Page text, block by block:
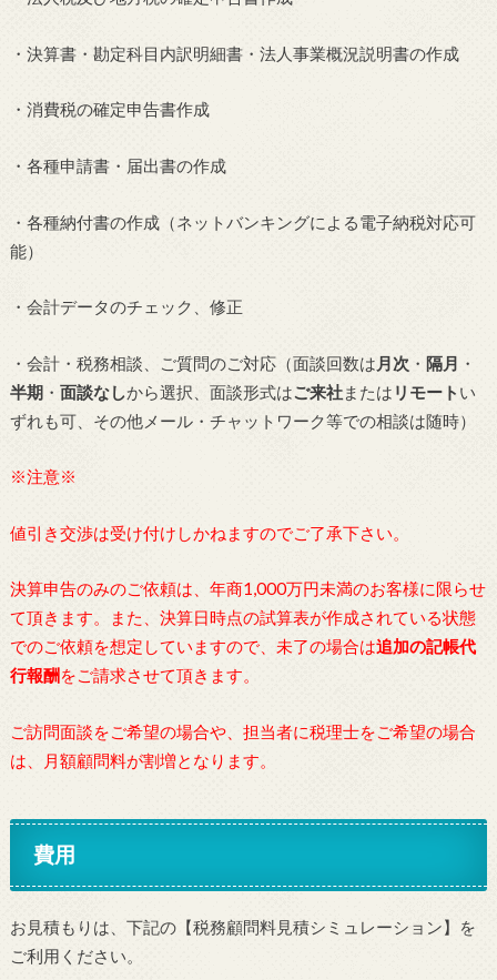
・決算書・勘定科目内訳明細書・法人事業概況説明書の作成
・消費税の確定申告書作成
・各種申請書・届出書の作成
・各種納付書の作成（ネットバンキングによる電子納税対応可
能）
・会計データのチェック、修正
・会計・税務相談、ご質問のご対応（面談回数は 月次 ・ 隔月 ・
半期・ 面談なしから選択、面談形式はご来社または リモート い
ずれも可、その他メール・チャットワーク等での相談は随時）
※注意※
値引き交渉は受け付けしかねますのでご了承下さい。
決算申告のみのご依頼は、年商1,000万円未満のお客様に限らせ
て頂きます。また、 決算日時点の試算表が作成されている状態
でのご依頼を想定していますので、未了の場合は追加の記帳代
行報酬をご請求させて頂きます。
ご訪問面談をご希望の場合や、担当者に税理士をご希望の場合
は、月額顧問料が割増となります。
費用
お見積もりは、下記の【税務顧問料見積シミュレーション】を
ご利用ください。